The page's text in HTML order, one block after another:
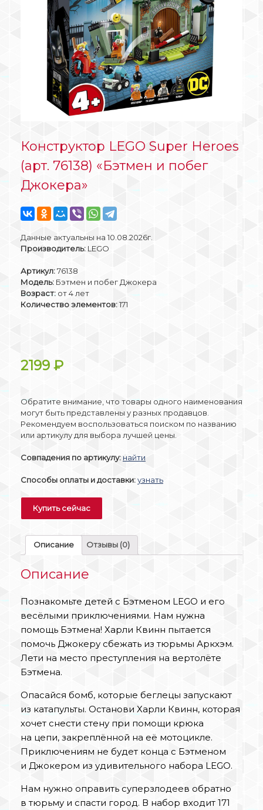
Конструктор LEGO Super Heroes
(арт. 76138) «Бэтмен и побег
Джокера»
Данные актуальны на 10.08.2026г.
Производитель: LEGO
Артикул:76138
Модель: Бэтмен и побег Джокера
Возраст: от 4 лет
Количество элементов:171
2199 ₽
Обратите внимание, что товары одного наименования
могут быть представлены у разных продавцов.
Рекомендуем воспользоваться поиском по названию
или артикулу для выбора лучшей цены.
Совпадения по артикулу: найти
Способы оплаты и доставки:узнать
Купить сейчас
Описание Отзывы (0)
Описание
Познакомьте детей с Бэтменом LEGO и его
весёлыми приключениями. Нам нужна
помощь Бэтмена! Харли Квинн пытается
помочь Джокеру сбежать из тюрьмы Аркхэм.
Лети на место преступления на вертолёте
Бэтмена.
Опасайся бомб, которые беглецы запускают
из катапульты. Останови Харли Квинн, которая
хочет снести стену при помощи крюка
на цепи, закреплённой на её мотоцикле.
Приключениям не будет конца с Бэтменом
и Джокером из удивительного набора LEGO.
Нам нужно оправить суперзлодеев обратно
в тюрьму и спасти город. В набор входит 171